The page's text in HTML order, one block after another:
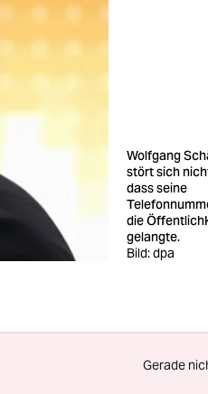
Wolfgang
stört sich
dass seine
die
gelangte.
Bild: dpa
Gerade